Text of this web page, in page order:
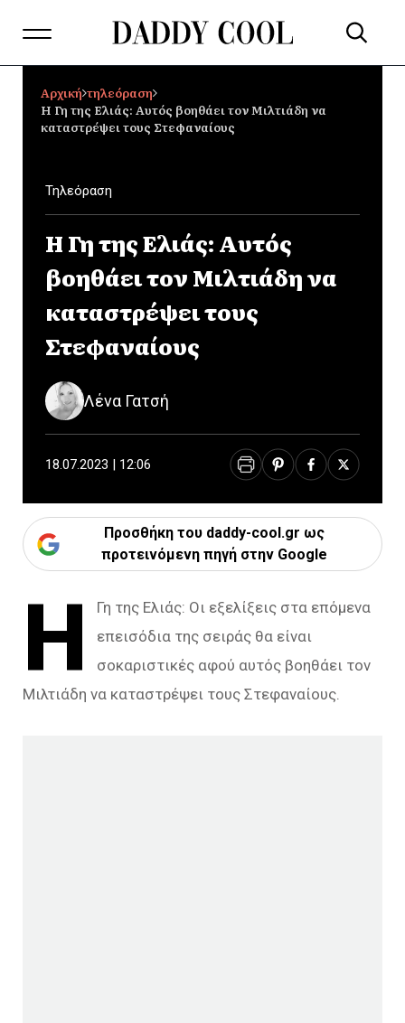
Αρχική τηλεόραση
Η Γη της Ελιάς: Αυτός βοηθάει τον Μιλτιάδη να
καταστρέψει τους Στεφαναίους
Τηλεόραση
Η Γη της Ελιάς: Αυτός
βοηθάει τον Μιλτιάδη να
καταστρέψει τους
Στεφαναίους
Λένα Γατσή
18.07.2023 | 12:06
Προσθήκη του daddy-cool.gr ως
προτεινόμενη πηγή στην Google
Η
Γη της Ελιάς: Οι εξελίξεις στα επόμενα
επεισόδια της σειράς θα είναι
σοκαριστικές αφού αυτός βοηθάει τον
Μιλτιάδη να καταστρέψει τους Στεφαναίους.